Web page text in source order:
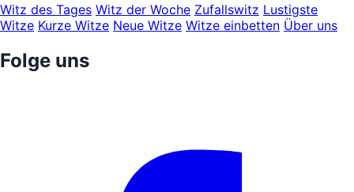
Witz des Tages Witz der Woche Zufallswitz Lustigste
Witze Kurze Witze Neue Witze Witze einbetten Über uns
Folge uns